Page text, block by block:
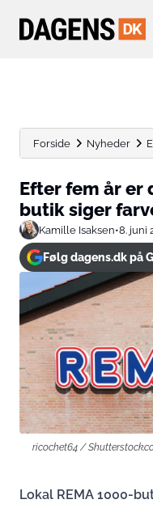
Forside Nyheder
Efter fem år er
butik siger
Kamille Isaksen•8. juni
Følg dagens.dk på
ricochet64 /
Lokal REMA 1000-